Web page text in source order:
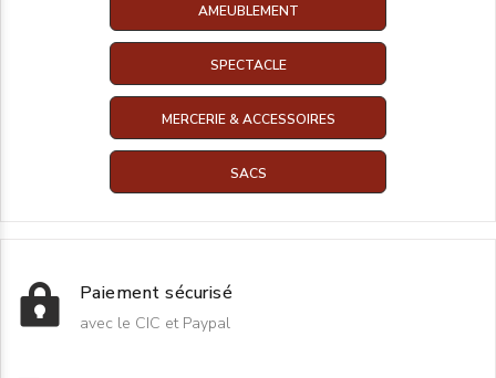
AMEUBLEMENT
SPECTACLE
MERCERIE & ACCESSOIRES
SACS
Paiement sécurisé
avec le CIC et Paypal